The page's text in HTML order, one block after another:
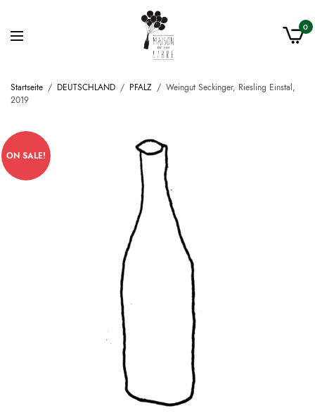
0
Startseite / DEUTSCHLAND / PFALZ / Weingut Seckinger, Riesling Einstal,
2019
ON SALE!